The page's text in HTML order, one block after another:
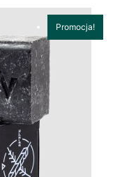
Promocja!